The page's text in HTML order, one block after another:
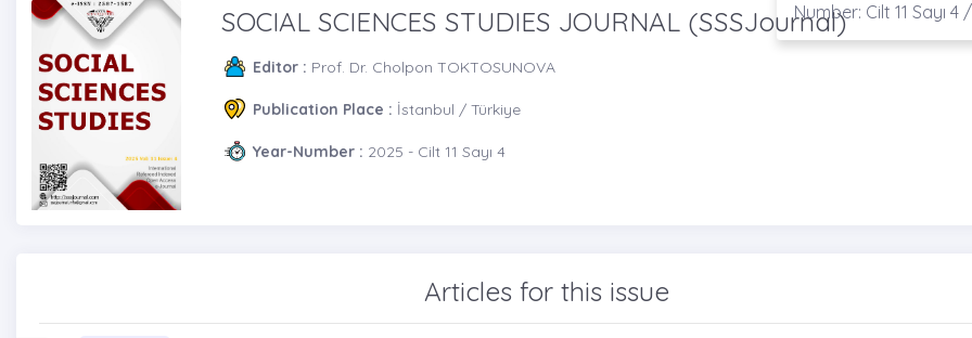
Number: Cilt 11 Sayı 4
SOCIAL SCIENCES STUDIES JOURNAL (SSSJournal)
Editor : Prof. Dr. Cholpon TOKTOSUNOVA
Publication Place : İstanbul / Türkiye
Year-Number : 2025 - Cilt 11 Sayı 4
Articles for this issue